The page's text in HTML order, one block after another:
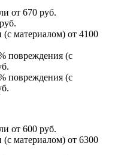
от 670 руб.
материалом) от 4100
повреждения (с
повреждения (с
от 600 руб.
материалом) от 6300